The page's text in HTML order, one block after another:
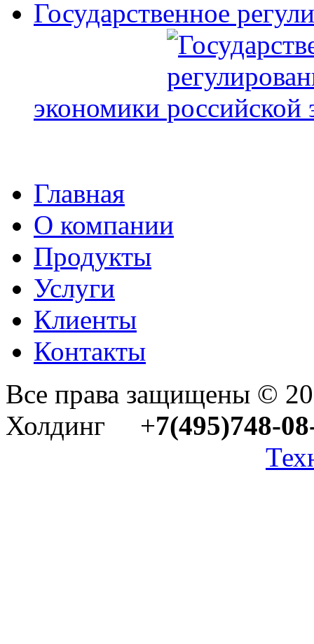
Государственное
экономики
Главная
О компании
Продукты
Услуги
Клиенты
Контакты
Все права защищены ©
Холдинг +7(495)748-